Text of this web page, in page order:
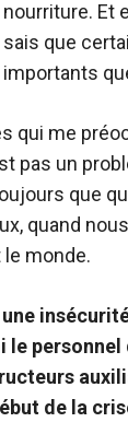
Et
que
qui me
pas un
que
quand
monde.
le personnel
de la